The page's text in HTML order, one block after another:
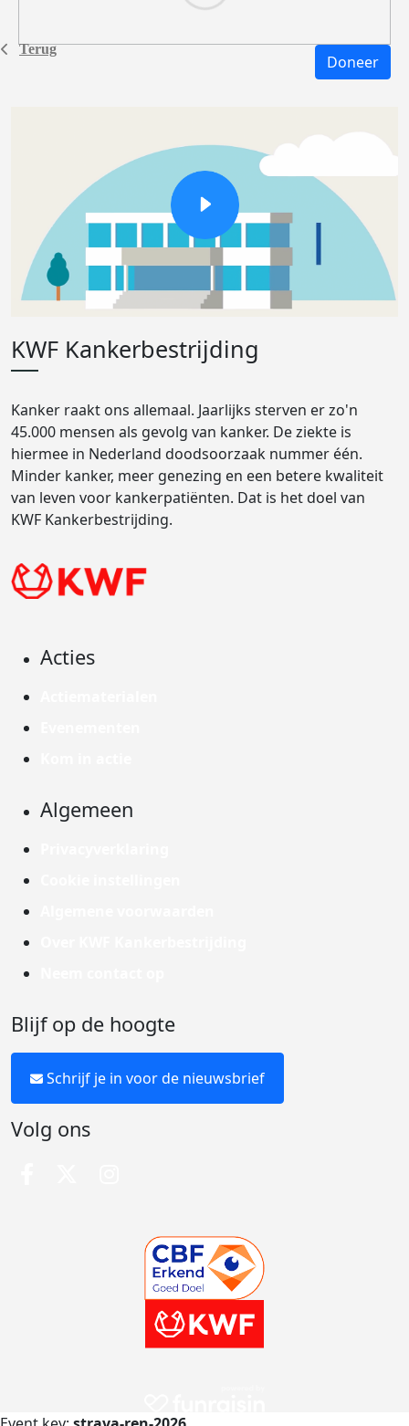
Terug
Doneer
KWF Kankerbestrijding
Kanker raakt ons allemaal. Jaarlijks sterven er zo'n
45.000 mensen als gevolg van kanker. De ziekte is
hiermee in Nederland doodsoorzaak nummer één.
Minder kanker, meer genezing en een betere kwaliteit
van leven voor kankerpatiënten. Dat is het doel van
KWF Kankerbestrijding.
Acties
Algemeen
Blijf op de hoogte
Schrijf je in voor de nieuwsbrief
Volg ons